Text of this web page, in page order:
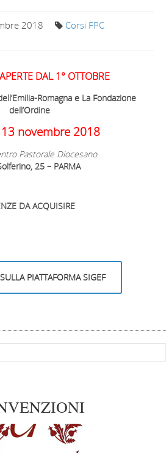
2018
Corsi FPC
DAL 1° OTTOBRE
Romagna e La Fondazione
dell’Ordine
novembre 2018
Pastorale Diocesano
25 – PARMA
DA ACQUISIRE
PIATTAFORMA SIGEF